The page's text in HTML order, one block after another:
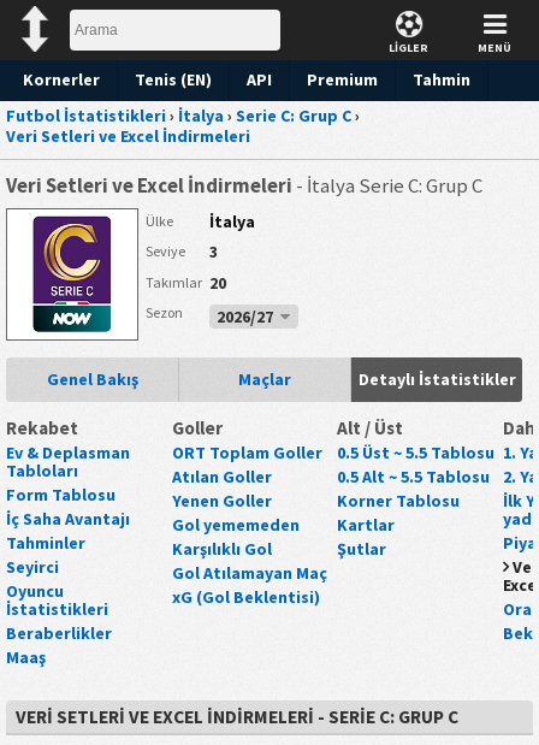
LİGLER MENÜ
Kornerler Tenis (EN) API Premium
Tahmin
Futbol İstatistikleri› İtalya › Serie C: Grup C›
Veri Setleri ve Excel İndirmeleri
Veri Setleri ve Excel İndirmeleri - İtalya Serie C: Grup C
Ülke İtalya
Seviye 3
Takımlar 20
Sezon 2026/27
Genel Bakış Maçlar Detaylı İstatistikler
Rekabet
Ev & Deplasman
Tabloları
Form Tablosu
İç Saha Avantajı
Tahminler
Seyirci
Oyuncu
İstatistikleri
Beraberlikler
Maaş
Goller
ORT Toplam Goller
Atılan Goller
Yenen Goller
Gol yememeden
Karşılıklı Gol
Gol Atılamayan Maç
xG (Gol Beklentisi)
Alt / Üst
0.5 Üst ~ 5.5 Tablosu
0.5 Alt ~ 5.5 Tablosu
Korner Tablosu
Kartlar
Şutlar
1.
2.
İlk
VERI SETLERI VE EXCEL İNDIRMELERI - SERIE C: GRUP C